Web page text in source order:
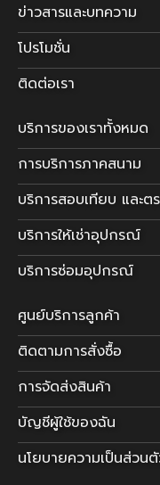
ข่าวสารและบทความ
โปรโมชั่น
ติดต่อเรา
บริการของเราทั้งหมด
การบริการภาคสนาม
บริการสอบเทียบ และต
บริการให้เช่าอุปกรณ์
บริการซ่อมอุปกรณ์
ศูนย์บริการลูกค้า
ติดตามการสั่งซื้อ
การจัดส่งสินค้า
บัญชีผู้ใช้ของฉัน
นโยบายความเป็นส่วน